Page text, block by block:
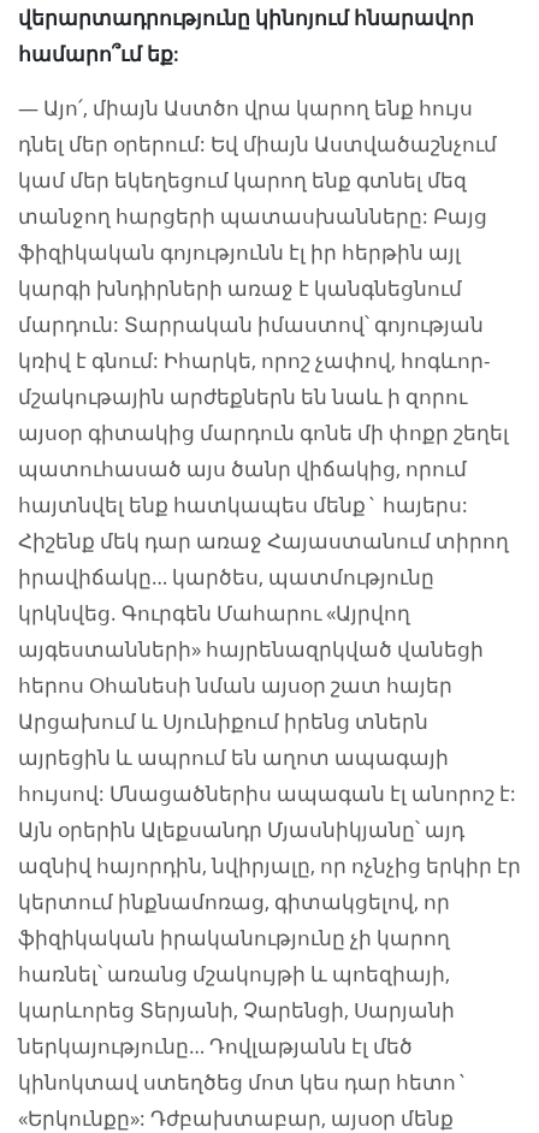
վերարտադրությունը կինոյում հնարավոր
համարո՞ւմ եք:
— Այո՛, միայն Աստծո վրա կարող ենք հույս
դնել մեր օրերում: Եվ միայն Աստվածաշնչում
կամ մեր եկեղեցում կարող ենք գտնել մեզ
տանջող հարցերի պատասխանները: Բայց
ֆիզիկական գոյությունն էլ իր հերթին այլ
կարգի խնդիրների առաջ է կանգնեցնում
մարդուն: Տարրական իմաստով՝ գոյության
կռիվ է գնում: Իհարկե, որոշ չափով, հոգևոր-
մշակութային արժեքներն են նաև ի զորու
այսօր գիտակից մարդուն գոնե մի փոքր շեղել
պատուհասած այս ծանր վիճակից, որում
հայտնվել ենք հատկապես մենք` հայերս:
Հիշենք մեկ դար առաջ Հայաստանում տիրող
իրավիճակը… կարծես, պատմությունը
կրկնվեց. Գուրգեն Մահարու «Այրվող
այգեստանների» հայրենազրկված վանեցի
հերոս Օհանեսի նման այսօր շատ հայեր
Արցախում և Սյունիքում իրենց տներն
այրեցին և ապրում են աղոտ ապագայի
հույսով: Մնացածներիս ապագան էլ անորոշ է:
Այն օրերին Ալեքսանդր Մյասնիկյանը՝ այդ
ազնիվ հայորդին, նվիրյալը, որ ոչնչից երկիր էր
կերտում ինքնամոռաց, գիտակցելով, որ
ֆիզիկական իրականությունը չի կարող
հառնել՝ առանց մշակույթի և պոեզիայի,
կարևորեց Տերյանի, Չարենցի, Սարյանի
ներկայությունը… Դովլաթյանն էլ մեծ
կինոկտավ ստեղծեց մոտ կես դար հետո`
«Երկունքը»: Դժբախտաբար, այսօր մենք